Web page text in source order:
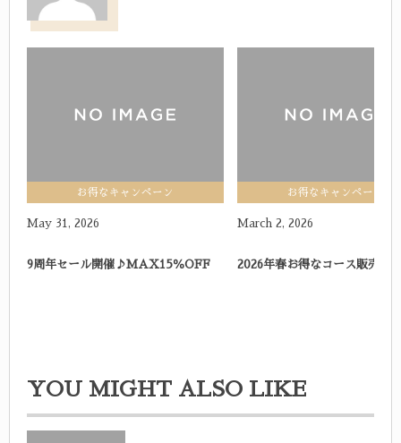
お得なキャンペーン
May 31 , 2026
9周年セール開催♪MAX15％OFF
お得なキャンペーン
March 2, 2026
2026年春お得なコース販売し
YOU MIGHT ALSO LIKE